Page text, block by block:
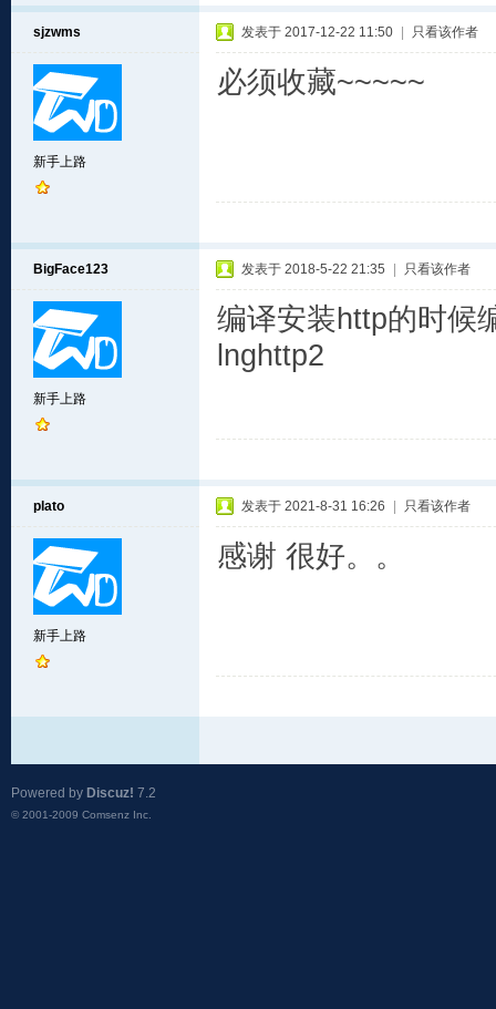
sjzwms
新手上路
发表于 2017-12-22 11:50 只看该作者
必须收藏~~~~~
BigFace123
新手上路
发表于 2018-5-22 21:35 只看该作者
编译安装http的时候
lnghttp2
plato
新手上路
发表于 2021-8-31 16:26 只看该作者
感谢 很好。。
Powered by Discuz! 7.2
© 2001-2009 Comsenz Inc.